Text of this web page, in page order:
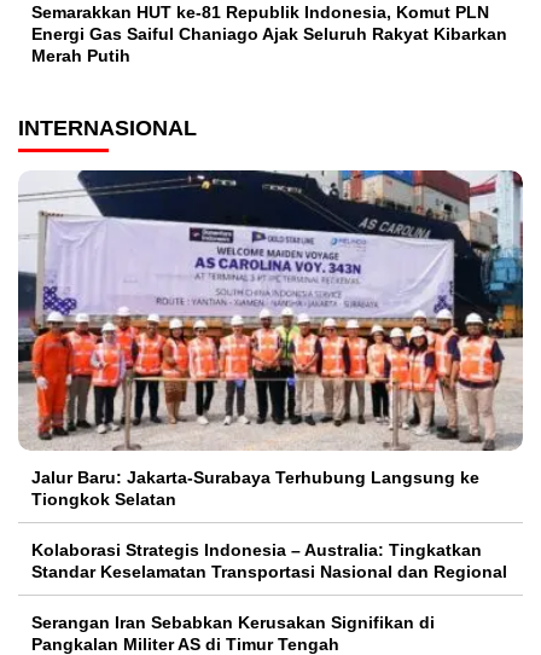
Semarakkan HUT ke-81 Republik Indonesia, Komut PLN
Energi Gas Saiful Chaniago Ajak Seluruh Rakyat Kibarkan
Merah Putih
INTERNASIONAL
Jalur Baru: Jakarta-Surabaya Terhubung Langsung ke
Tiongkok Selatan
Kolaborasi Strategis Indonesia – Australia: Tingkatkan
Standar Keselamatan Transportasi Nasional dan Regional
Serangan Iran Sebabkan Kerusakan Signifikan di
Pangkalan Militer AS di Timur Tengah